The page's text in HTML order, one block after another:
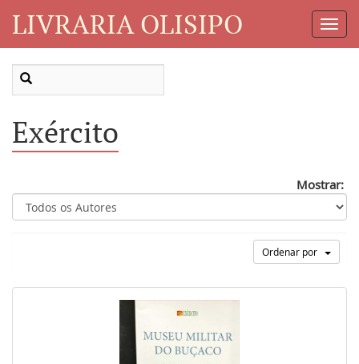
LIVRARIA OLISIPO
Exército
Mostrar:
Ordenar por